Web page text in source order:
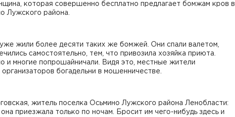
которая совершенно бесплатно предлагает бомжам кров в
Лужского района.
уже жили более десяти таких же бомжей. Они спали валетом,
самостоятельно, тем, что привозила хозяйка приюта.
и многие попрошайничали. Видя это, местные жители
организаторов богадельни в мошенничестве.
житель поселка Осьмино Лужского района Ленобласти:
приезжала только по ночам. Бросит им чего-нибудь здесь и